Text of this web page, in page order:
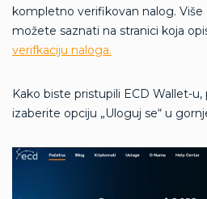
kompletno verifikovan nalog. Više
možete saznati na stranici koja
verifkaciju naloga.
Kako biste pristupili ECD Wallet-
izaberite opciju „Uloguj se“ u